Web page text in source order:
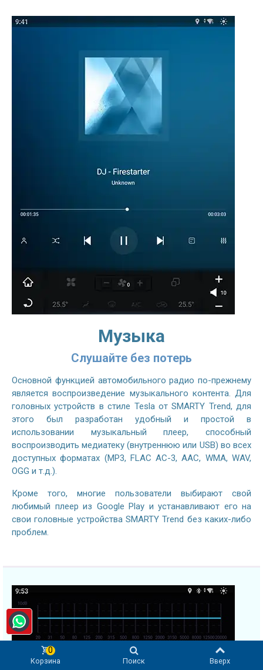
Музыка
Слушайте без потерь
Основной функцией автомобильного радио по-прежнему
является воспроизведение музыкального контента. Для
головных устройств в стиле Tesla от SMARTY Trend, для
этого был разработан удобный и простой в
использовании музыкальный плеер, способный
воспроизводить медиатеку (внутреннюю или USB) во всех
доступных форматах (MP3, FLAC AC-3, AAC, WMA, WAV,
OGG и т.д.).
Кроме того, многие пользователи выбирают свой
любимый плеер из Google Play и устанавливают его на
свои головные устройства SMARTY Trend без каких-либо
проблем.
Корзина
0
Поиск Вверх